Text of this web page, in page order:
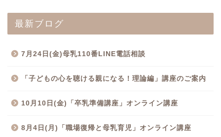
最新ブログ
7月24日(金)母乳110番LINE電話相談
「子どもの心を聴ける親になる！理論編」講座のご案内
10月10日(金)「卒乳準備講座」オンライン講座
8月4日(月)「職場復帰と母乳育児」オンライン講座